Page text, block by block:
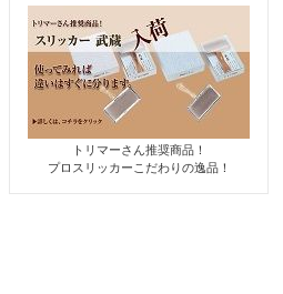
トリマーさん推奨商品！
プロスリッカーこだわりの逸品！